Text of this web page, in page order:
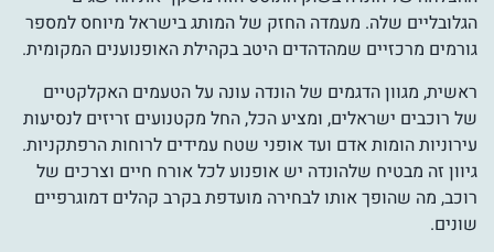
הגלובליים שלה. מעמדה החזק של המותג בישראל מיוחס למספר
גורמים מרכזיים שמהדהדים היטב בקהילת האופנוענים המקומית.
ראשית, מגוון הדגמים של הונדה עונה על הטעמים האקלקטיים
של רוכבים ישראלים, ומציע הכל, החל מקטנועים זריזים לנסיעות
עירוניות הומות אדם ועד אופני שטח עמידים לרוחות הרפתקניות.
גיוון זה מבטיח שלהונדה יש אופנוע לכל אורח חיים וצרכים של
רוכב, מה שהופך אותו לבחירה מועדפת בקרב קהלים דמוגרפיים
שונים.